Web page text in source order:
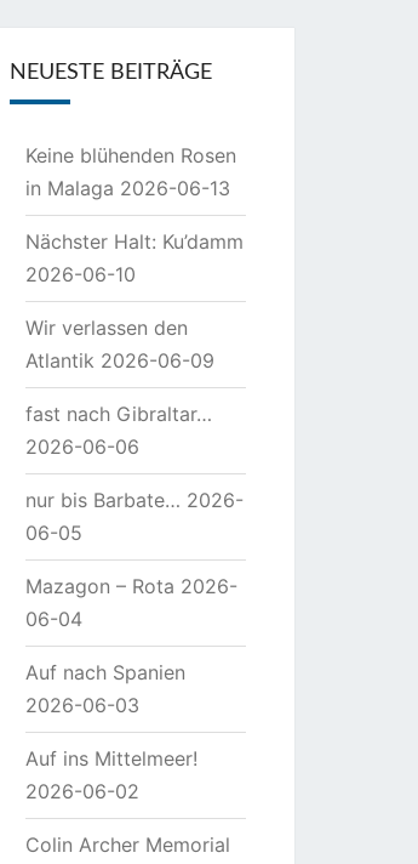
NEUESTE BEITRÄGE
Keine blühenden Rosen
in Malaga 2026-06-13
Nächster Halt: Ku’damm
2026-06-10
Wir verlassen den
Atlantik 2026-06-09
fast nach Gibraltar…
2026-06-06
nur bis Barbate… 2026-
06-05
Mazagon – Rota 2026-
06-04
Auf nach Spanien
2026-06-03
Auf ins Mittelmeer!
2026-06-02
Colin Archer Memorial